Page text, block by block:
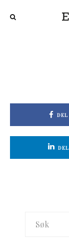
DEL
DEL